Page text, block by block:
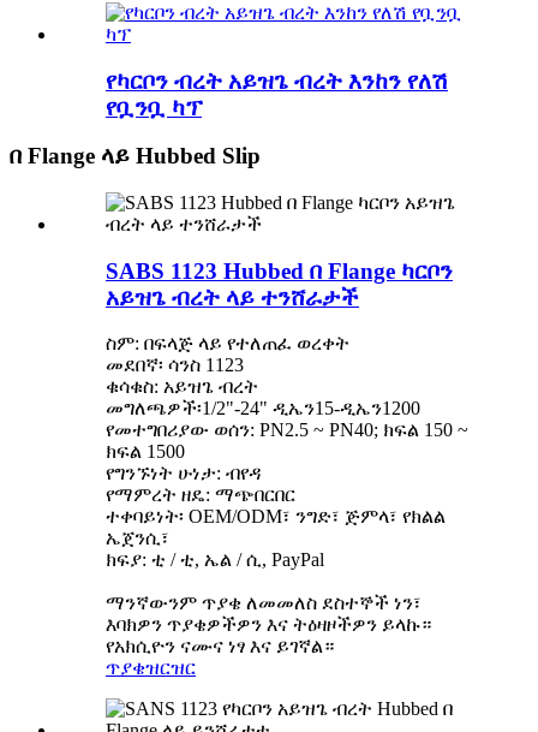
የካርቦን ብረት አይዝጌ ብረት እንከን የለሽ
የቧንቧ ካፕ
በ Flange ላይ Hubbed Slip
SABS 1123 Hubbed በ Flange ካርቦን
አይዝጌ ብረት ላይ ተንሸራታች
ስም: በፍላጅ ላይ የተለጠፈ ወረቀት
መደበኛ፡ ሳንስ 1123
ቁሳቁስ: አይዝጌ ብረት
መግለጫዎች፡1/2"-24" ዲኤን15-ዲኤን1200
የመተግበሪያው ወሰን: PN2.5 ~ PN40; ክፍል 150 ~
ክፍል 1500
የግንኙነት ሁነታ: ብየዳ
የማምረት ዘዴ: ማጭበርበር
ተቀባይነት፡ OEM/ODM፣ ንግድ፣ ጅምላ፣ የክልል
ኤጀንሲ፣
ክፍያ: ቲ / ቲ, ኤል / ሲ, PayPal
ማንኛውንም ጥያቄ ለመመለስ ደስተኞች ነን፣
እባክዎን ጥያቄዎችዎን እና ትዕዛዞችዎን ይላኩ።
የአክሲዮን ናሙና ነፃ እና ይገኛል።
ጥያቄዝርዝር